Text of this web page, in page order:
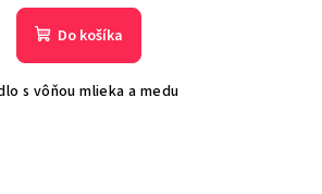
Do košíka
s vôňou mlieka a medu